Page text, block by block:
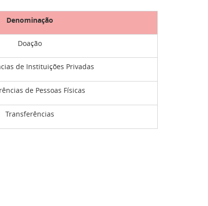
Denominação
Doação
de Instituições Privadas
de Pessoas Físicas
Transferências